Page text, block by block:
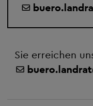
Sie erreichen